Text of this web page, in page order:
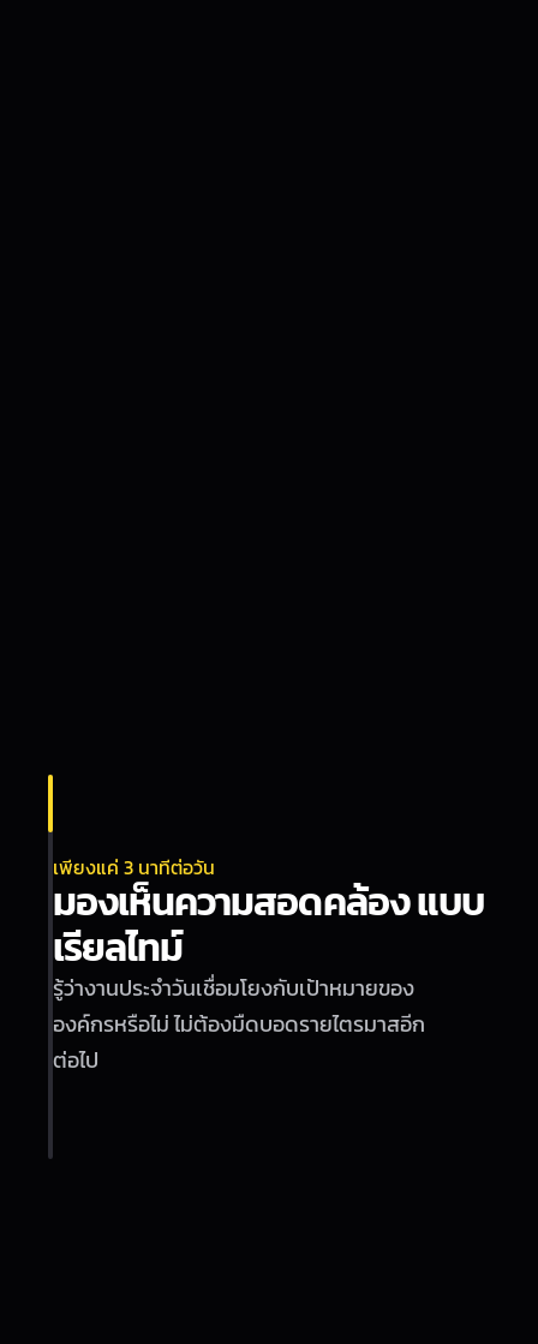
เพียงแค่ 3 นาทีต่อวัน
มองเห็นความสอดคล้อง แบบ
เรียลไทม์
รู้ว่างานประจำวันเชื่อมโยงกับเป้าหมายของ
องค์กรหรือไม่ ไม่ต้องมืดบอดรายไตรมาสอีก
ต่อไป